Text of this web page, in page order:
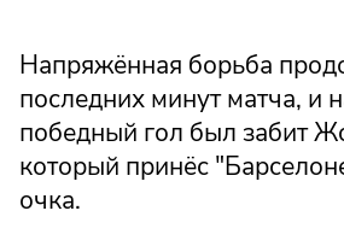
Напряжённая борьба
последних минут матча, и
победный гол был забит
который принёс
очка.